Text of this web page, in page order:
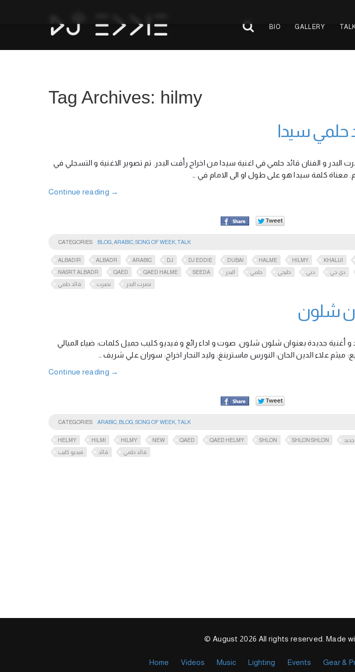
BIO GALLERY
Tag Archives: hilmy
حلمي سيدا
و الفنان قائد حلمي في اغنية سيدا من اخراج رأفت البدر. تم تصوير الاغنية و التسجلي في
معناة كلمة سيدا هو على طول او الى الامام في …
Continue reading →
CATEGORIES BLOG ARABIC SONG OF WEEK TALK
ALBADIR ALBADR ARABIC DJ DJ EDDIE DUBAI HALME HILMY KHALIJI
NASRT ALBADR
QAED QAED HALME SEEDA البدر حلمي خليجي دبي دي جي
قائد حلمي
نصرت نصرت البدر
شلون
و أغنية جديدة بعنوان شلون شلون. صوت و اداء رائع و فيديو كليب جميل كلمات: ضياء الميالي
ميثم علاء الدين الحان: النورس ماسترينغ: وليد النجار اخراج: سوران علي شريف …
Continue reading →
CATEGORIES ARABIC BLOG SONG OF WEEK TALK
HELMY HILMI HILMY NEW QAED QAED HELMY SHLON SHLON SHLON جديد
فيديو كليب
قائد قائد حلمي
© August 2026 All rights reserved. Made
Home Videos Music Lighting Events Gear &